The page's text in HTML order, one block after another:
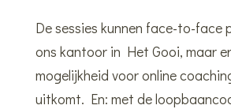
De sessies kunnen face-to-face
ons kantoor in Het Gooi, maar
mogelijkheid voor online
uitkomt. En: met de